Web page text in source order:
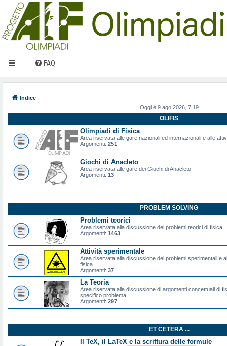
FAQ
Indice
Oggi è 9 ago 2026, 7:19
OLIFIS
Olimpiadi di Fisica
Area riservata alle gare nazionali ed internazionali e alle
Argomenti: 251
Giochi di Anacleto
Area riservata alle gare dei Giochi di Anacleto
Argomenti: 13
PROBLEM SOLVING
Problemi teorici
Area riservata alla discussione dei problemi teorici di fisica
Argomenti: 1463
Attività sperimentale
Area riservata alla discussione dei problemi sperimentali e
fisica
Argomenti: 37
La Teoria
Area riservata alla discussione di argomenti concettuali di
specifico problema
Argomenti: 297
ET CETERA ...
Il TeX, il LaTeX e la scrittura delle formule